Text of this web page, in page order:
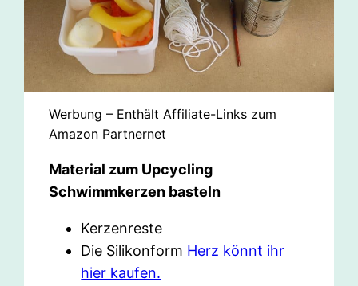
Werbung – Enthält Affiliate-Links zum
Amazon Partnernet
Material zum Upcycling
Schwimmkerzen basteln
Kerzenreste
Die Silikonform Herz könnt ihr
hier kaufen.